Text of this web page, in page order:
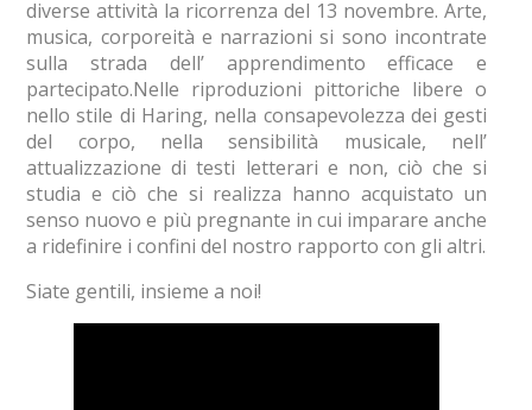
diverse attività la ricorrenza del 13 novembre. Arte,
musica, corporeità e narrazioni si sono incontrate
sulla strada dell’ apprendimento efficace e
partecipato.Nelle riproduzioni pittoriche libere o
nello stile di Haring, nella consapevolezza dei gesti
del corpo, nella sensibilità musicale, nell’
attualizzazione di testi letterari e non, ciò che si
studia e ciò che si realizza hanno acquistato un
senso nuovo e più pregnante in cui imparare anche
a ridefinire i confini del nostro rapporto con gli altri.
Siate gentili, insieme a noi!